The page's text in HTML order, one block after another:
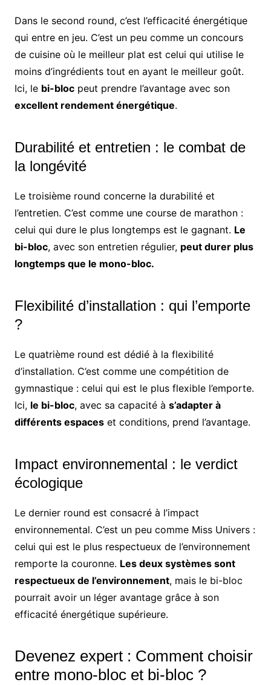
Dans le second round, c’est l’efficacité énergétique
qui entre en jeu. C’est un peu comme un concours
de cuisine où le meilleur plat est celui qui utilise le
moins d’ingrédients tout en ayant le meilleur goût.
Ici, le bi-blocpeut prendre l’avantage avec son
excellent rendement énergétique.
Durabilité et entretien : le combat de
la longévité
Le troisième round concerne la durabilité et
l’entretien. C’est comme une course de marathon :
celui qui dure le plus longtemps est le gagnant. Le
bi-bloc, avec son entretien régulier, peut durer plus
longtemps que le mono-bloc.
Flexibilité d’installation : qui l’emporte
?
Le quatrième round est dédié à la flexibilité
d’installation. C’est comme une compétition de
gymnastique : celui qui est le plus flexible l’emporte.
Ici, le bi-bloc, avec sa capacité à s’adapter à
différents espaceset conditions, prend l’avantage.
Impact environnemental : le verdict
écologique
Le dernier round est consacré à l’impact
environnemental. C’est un peu comme Miss Univers :
celui qui est le plus respectueux de l’environnement
remporte la couronne. Les deux systèmes sont
respectueux de l’environnement, mais le bi-bloc
pourrait avoir un léger avantage grâce à son
efficacité énergétique supérieure.
Devenez expert : Comment choisir
entre mono-bloc et bi-bloc ?